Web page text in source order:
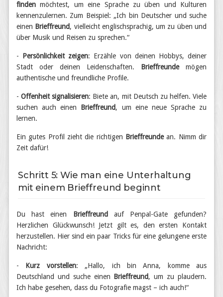
finden möchtest, um eine Sprache zu üben und Kulturen
kennenzulernen. Zum Beispiel: „Ich bin Deutscher und suche
einen Brieffreund, vielleicht englischsprachig, um zu üben und
über Musik und Reisen zu sprechen.“
- Persönlichkeit zeigen: Erzähle von deinen Hobbys, deiner
Stadt oder deinen Leidenschaften.
Brieffreundemögen
authentische und freundliche Profile.
-Offenheit signalisieren: Biete an, mit Deutsch zu helfen. Viele
suchen auch einen
Brieffreund, um eine neue Sprache zu
lernen.
Ein gutes Profil zieht die richtigen Brieffreundean. Nimm dir
Zeit dafür!
Schritt 5: Wie man eine Unterhaltung
mit einem Brieffreund beginnt
Du hast einen Brieffreund auf Penpal-Gate gefunden?
Herzlichen Glückwunsch! Jetzt gilt es, den ersten Kontakt
herzustellen. Hier sind ein paar Tricks für eine gelungene erste
Nachricht:
- Kurz vorstellen: „Hallo, ich bin Anna, komme aus
Deutschland und suche einen Brieffreund, um zu plaudern.
Ich habe gesehen, dass du Fotografie magst – ich auch!“